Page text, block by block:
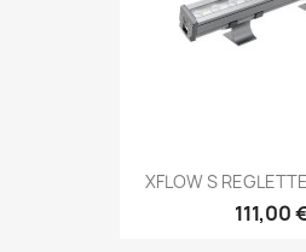
XFLOW S
111,00